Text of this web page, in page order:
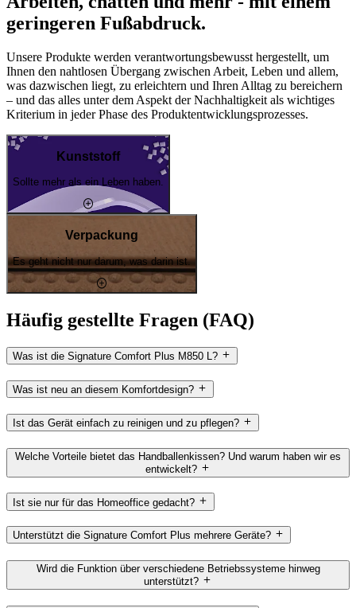
geringeren Fußabdruck.
Unsere Produkte werden verantwortungsbewusst hergestellt, um
Ihnen den nahtlosen Übergang zwischen Arbeit, Leben und allem,
was dazwischen liegt, zu erleichtern und Ihren Alltag zu bereichern
– und das alles unter dem Aspekt der Nachhaltigkeit als wichtiges
Kriterium in jeder Phase des Produktentwicklungsprozesses.
Kunststoff
Sollte mehr als ein Leben haben.
Verpackung
Es geht nicht nur darum, was darin ist.
Häufig gestellte Fragen (FAQ)
Was ist die Signature Comfort Plus M850 L?
Was ist neu an diesem Komfortdesign?
Ist das Gerät einfach zu reinigen und zu pflegen?
Welche Vorteile bietet das Handballenkissen? Und warum haben wir es
entwickelt?
Ist sie nur für das Homeoffice gedacht?
Unterstützt die Signature Comfort Plus mehrere Geräte?
Wird die Funktion über verschiedene Betriebssysteme hinweg
unterstützt?